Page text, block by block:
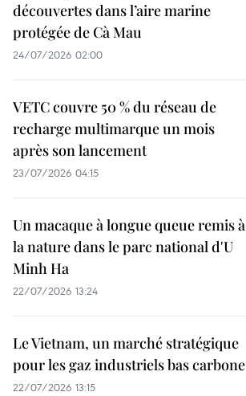
découvertes dans l’aire marine
protégée de Cà Mau
24/07/2026 02:00
VETC couvre 50 % du réseau de
recharge multimarque un mois
après son lancement
23/07/2026 04:15
Un macaque à longue queue remis à
la nature dans le parc national d'U
Minh Ha
22/07/2026 13:24
Le Vietnam, un marché stratégique
pour les gaz industriels bas carbone
22/07/2026 13:15